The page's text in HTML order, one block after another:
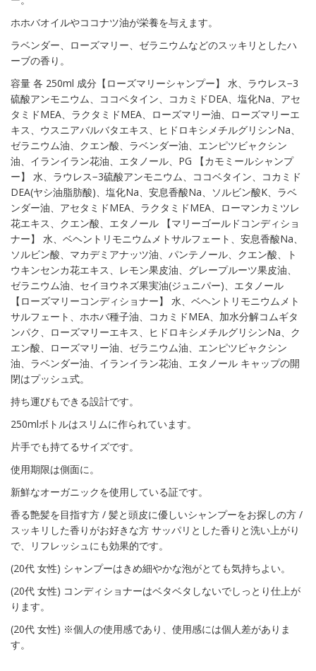
ホホバオイルやココナツ油が栄養を与えます。
ラベンダー、ローズマリー、ゼラニウムなどのスッキリとしたハ
ーブの香り。
容量 各 250ml 成分【ローズマリーシャンプー】 水、ラウレス−3
硫酸アンモニウム、ココベタイン、コカミドDEA、塩化Na、アセ
タミドMEA、ラクタミドMEA、ローズマリー油、ローズマリーエ
キス、ウスニアバルバタエキス、ヒドロキシメチルグリシンNa、
ゼラニウム油、クエン酸、ラベンダー油、エンピツビャクシン
油、イランイラン花油、エタノール、PG 【カモミールシャンプ
ー】 水、ラウレス−3硫酸アンモニウム、ココベタイン、コカミド
DEA(ヤシ油脂肪酸)、塩化Na、安息香酸Na、ソルビン酸K、ラベ
ンダー油、アセタミドMEA、ラクタミドMEA、ローマンカミツレ
花エキス、クエン酸、エタノール 【マリーゴールドコンディショ
ナー】 水、ベヘントリモニウムメトサルフェート、安息香酸Na、
ソルビン酸、マカデミアナッツ油、パンテノール、クエン酸、ト
ウキンセンカ花エキス、レモン果皮油、グレープルーツ果皮油、
ゼラニウム油、セイヨウネズ果実油(ジュニパー)、エタノール
【ローズマリーコンディショナー】 水、ベヘントリモニウムメト
サルフェート、ホホバ種子油、コカミドMEA、加水分解コムギタ
ンパク、ローズマリーエキス、ヒドロキシメチルグリシンNa、ク
エン酸、ローズマリー油、ゼラニウム油、エンピツビャクシン
油、ラベンダー油、イランイラン花油、エタノール キャップの開
閉はプッシュ式。
持ち運びもできる設計です。
250mlボトルはスリムに作られています。
片手でも持てるサイズです。
使用期限は側面に。
新鮮なオーガニックを使用している証です。
香る艶髪を目指す方 / 髪と頭皮に優しいシャンプーをお探しの方 /
スッキリした香りがお好きな方 サッパリとした香りと洗い上がり
で、リフレッシュにも効果的です。
(20代 女性) シャンプーはきめ細やかな泡がとても気持ちよい。
(20代 女性) コンディショナーはベタベタしないでしっとり仕上が
ります。
(20代 女性) ※個人の使用感であり、使用感には個人差がありま
す。